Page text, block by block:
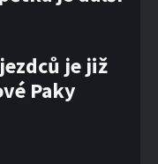
je již
Paky